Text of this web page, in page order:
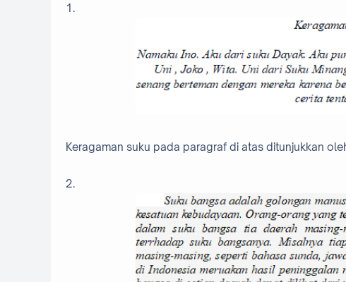
1.
Keragaman suku pada paragraf di atas ditunjukkan
2.